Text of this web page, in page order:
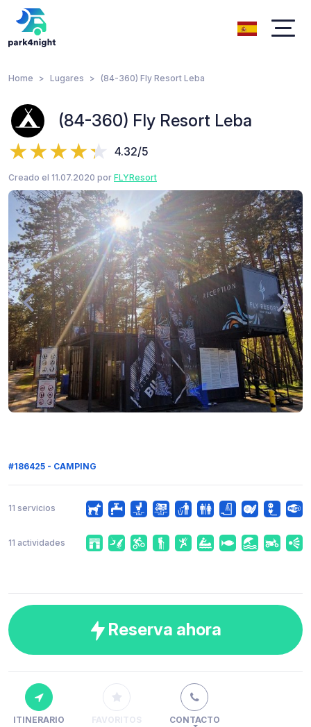
Home Lugares (84-360) Fly Resort Leba
(84-360) Fly Resort Leba
4.32/5
Creado el 11.07.2020 por FLYResort
#186425 - CAMPING
11 servicios
11 actividades
Reserva ahora
ITINERARIO FAVORITOS CONTACTO